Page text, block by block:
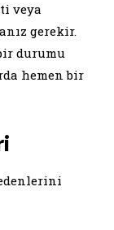
veya
gerekir.
durumu
hemen bir